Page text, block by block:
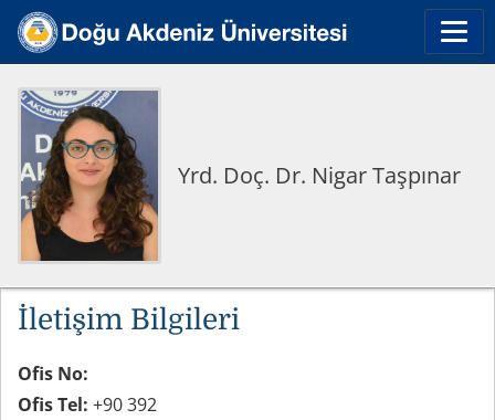
Yrd. Doç. Dr. Nigar Taşpınar
İletişim Bilgileri
Ofis No:
Ofis Tel: +90 392